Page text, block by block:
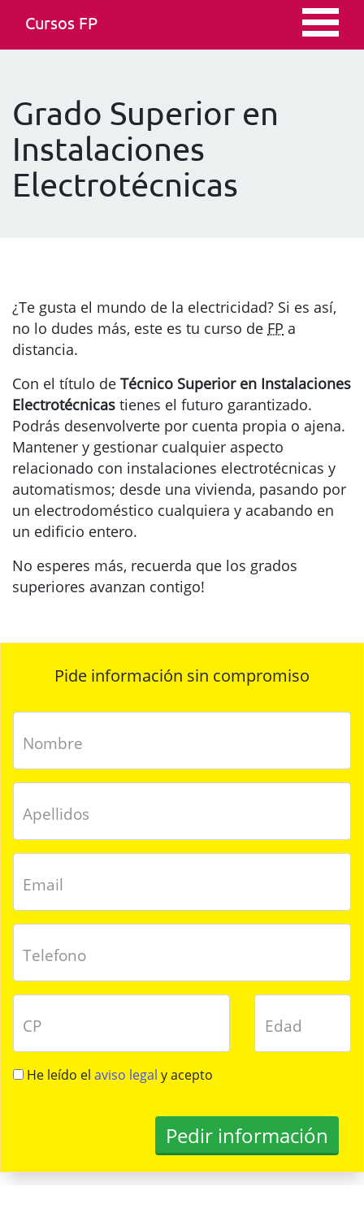
Cursos FP
Grado Superior en
Instalaciones
Electrotécnicas
¿Te gusta el mundo de la electricidad? Si es así,
no lo dudes más, este es tu curso de FP a
distancia.
Con el título de Técnico Superior en Instalaciones
Electrotécnicas tienes el futuro garantizado.
Podrás desenvolverte por cuenta propia o ajena.
Mantener y gestionar cualquier aspecto
relacionado con instalaciones electrotécnicas y
automatismos; desde una vivienda, pasando por
un electrodoméstico cualquiera y acabando en
un edificio entero.
No esperes más, recuerda que los grados
superiores avanzan contigo!
Pide información sin compromiso
Nombre
Apellidos
Email
Telefono
CP Edad
He leído el aviso legal y acepto